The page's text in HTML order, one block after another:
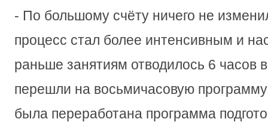
- По большому счёту ничего не
процесс стал более интенсивным и
раньше занятиям отводилось 6 часов
перешли на восьмичасовую
была переработана программа